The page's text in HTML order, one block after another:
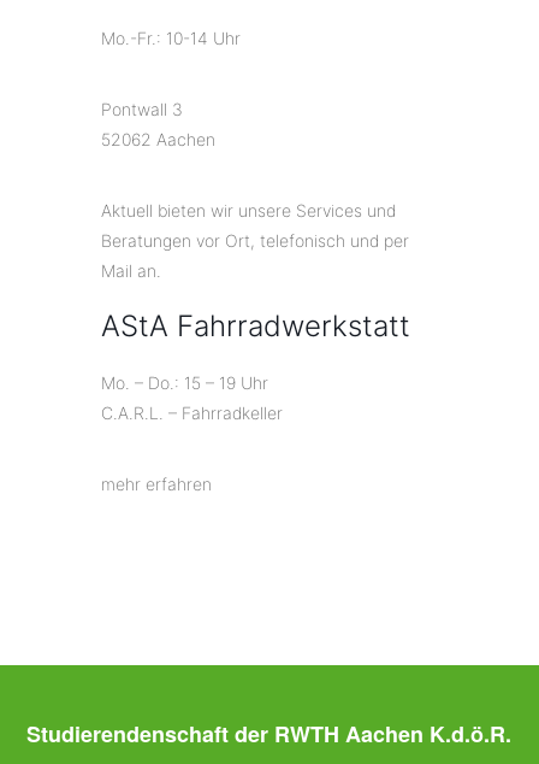
Mo.-Fr.: 10-14 Uhr
Pontwall 3
52062 Aachen
Aktuell bieten wir unsere Services und
Beratungen vor Ort, telefonisch und per
Mail an.
AStA Fahrradwerkstatt
Mo. – Do.: 15 – 19 Uhr
C.A.R.L. – Fahrradkeller
mehr erfahren
Studierendenschaft der RWTH Aachen K.d.ö.R.